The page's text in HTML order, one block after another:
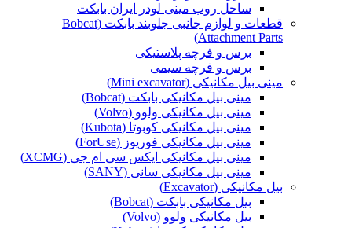
ساحل روب مینی لودر ایران بابکت
قطعات و لوازم جانبی جلوبند بابکت (Bobcat
Attachment Parts)
برس و فرچه پلاستیکی
برس و فرچه سیمی
مینی بیل مکانیکی (Mini excavator)
مینی بیل مکانیکی بابکت (Bobcat)
مینی بیل مکانیکی ولوو (Volvo)
مینی بیل مکانیکی کوبوتا (Kubota)
مینی بیل مکانیکی فوریوز (ForUse)
مینی بیل مکانیکی ایکس سی ام جی (XCMG)
مینی بیل مکانیکی سانی (SANY)
بیل مکانیکی (Excavator)
بیل مکانیکی بابکت (Bobcat)
بیل مکانیکی ولوو (Volvo)